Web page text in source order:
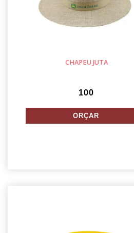
CHAPEU JUTA
100